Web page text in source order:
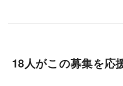
・エンジニア
18人がこの募集を応